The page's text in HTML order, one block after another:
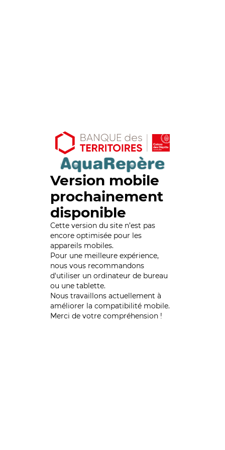
Version mobile
prochainement
disponible
Cette version du site n’est pas
encore optimisée pour les
appareils mobiles.
Pour une meilleure expérience,
nous vous recommandons
d'utiliser un ordinateur de bureau
ou une tablette.
Nous travaillons actuellement à
améliorer la compatibilité mobile.
Merci de votre compréhension !